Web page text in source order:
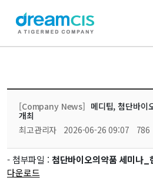
[Company News] 메디팁, 첨단바이
개최
최고관리자
2026-06-26 09:07 786
- 첨부파일 : 첨단바이오의약품 세미나
다운로드